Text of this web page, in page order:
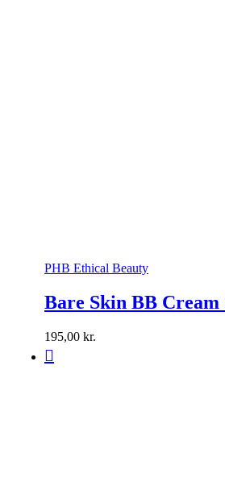
PHB Ethical Beauty
Bare Skin BB Cream
195,00 kr.